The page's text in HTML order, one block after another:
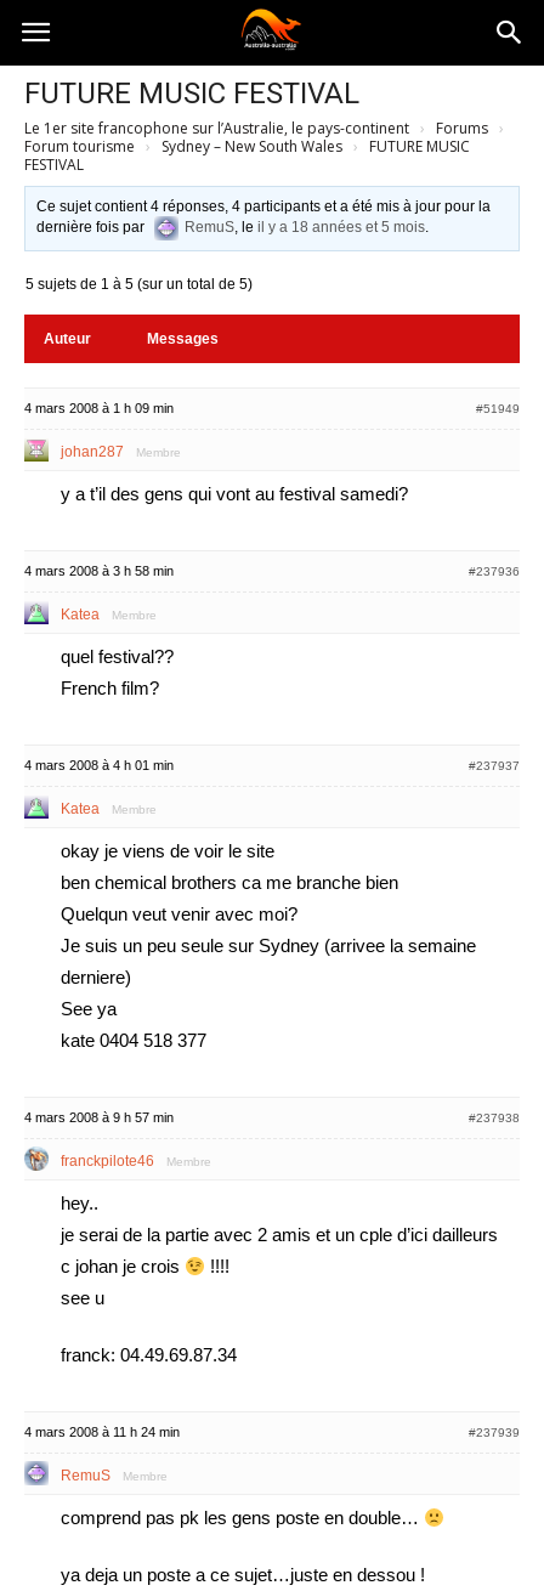
Australia-
australie.com
FUTURE MUSIC FESTIVAL
Le 1er site francophone sur l’Australie, le pays-continent › Forums ›
Forum tourisme › Sydney – New South Wales ›
FUTURE MUSIC
FESTIVAL
Ce sujet contient 4 réponses, 4 participants et a été mis à jour pour la
dernière fois par
RemuS, leil y a 18 années et 5 mois.
5 sujets de 1 à 5 (sur un total de 5)
Auteur Messages
4 mars 2008 à 1 h 09 min #51949
johan287 Membre
y a t’il des gens qui vont au festival samedi?
4 mars 2008 à 3 h 58 min #237936
Katea Membre
quel festival??
French film?
4 mars 2008 à 4 h 01 min #237937
Katea Membre
okay je viens de voir le site
ben chemical brothers ca me branche bien
Quelqun veut venir avec moi?
Je suis un peu seule sur Sydney (arrivee la semaine
derniere)
See ya
kate 0404 518 377
4 mars 2008 à 9 h 57 min #237938
franckpilote46 Membre
hey..
je serai de la partie avec 2 amis et un cple d’ici dailleurs
c johan je crois
!!!!
see u
franck: 04.49.69.87.34
4 mars 2008 à 11 h 24 min #237939
RemuS Membre
comprend pas pk les gens poste en double…
ya deja un poste a ce sujet…juste en dessou !